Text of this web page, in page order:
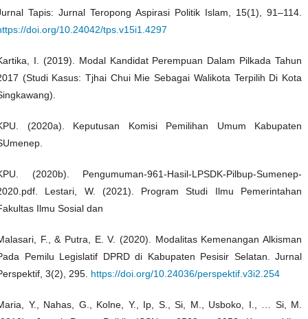
Tapis: Jurnal Teropong Aspirasi Politik Islam, 15(1), 91–114.
doi.org/10.24042/tps.v15i1.4297
I. (2019). Modal Kandidat Perempuan Dalam Pilkada Tahun
(Studi Kasus: Tjhai Chui Mie Sebagai Walikota Terpilih Di Kota
(2020a). Keputusan Komisi Pemilihan Umum Kabupaten
(2020b). Pengumuman-961-Hasil-LPSDK-Pilbup-Sumenep-
Lestari, W. (2021). Program Studi Ilmu Pemerintahan
Ilmu Sosial dan
F., & Putra, E. V. (2020). Modalitas Kemenangan Alkisman
Pemilu Legislatif DPRD di Kabupaten Pesisir Selatan. Jurnal
3(2), 295. https://doi.org/10.24036/perspektif.v3i2.254
Y., Nahas, G., Kolne, Y., Ip, S., Si, M., Usboko, I., … Si, M.